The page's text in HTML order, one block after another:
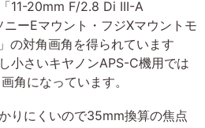
11-20mm F/2.8 Di III-A
ーEマウント・フジXマウントモ
の対角画角を得られています
小さいキヤノンAPS-C機用では
角になっています。
りにくいので35mm換算の焦点